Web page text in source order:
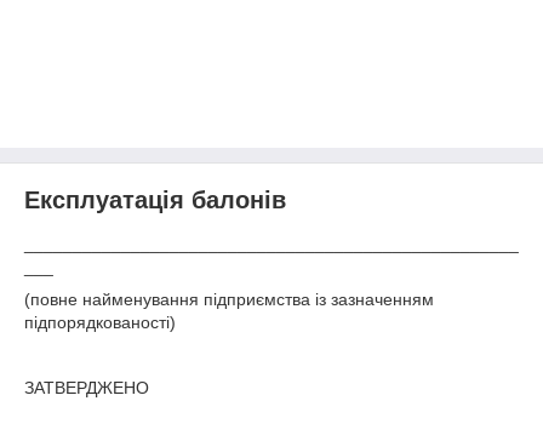
Експлуатація балонів
(повне найменування підприємства із зазначенням
підпорядкованості)
ЗАТВЕРДЖЕНО